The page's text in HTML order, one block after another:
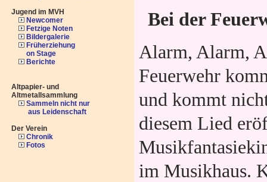
Jugend im MVH
Newcomer
Fetzige Noten
Bildergalerie
Früherziehung
on Stage
Berichte
Altpapier- und
Altmetallsammlung
Sammeln nicht nur
aus Leidenschaft
Der Verein
Chronik
Fotos
Bei der
Alarm, Alarm,
Feuerwehr
und kommt
diesem Lied
im Musikhaus.